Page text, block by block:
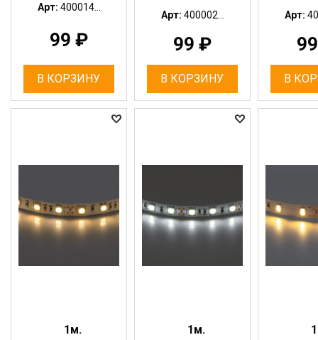
Арт: 400014...
99 ₽
В КОРЗИНУ
Арт: 400002...
99 ₽
В КОРЗИНУ
Арт:
В
1м.
1м.